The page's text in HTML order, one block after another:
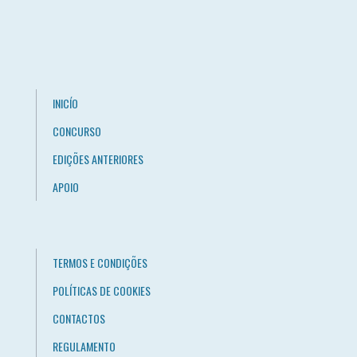
INICÍO
CONCURSO
EDIÇÕES ANTERIORES
APOIO
TERMOS E CONDIÇÕES
POLÍTICAS DE COOKIES
CONTACTOS
REGULAMENTO